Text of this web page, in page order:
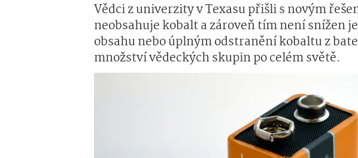
Vědci z univerzity v Texasu přišli s novým
neobsahuje kobalt a zároveň tím není snížen
obsahu nebo úplným odstranění kobaltu z
množství vědeckých skupin po celém světě.